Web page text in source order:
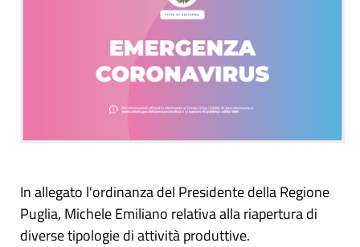
In allegato l'ordinanza del Presidente della Regione
Puglia, Michele Emiliano relativa alla riapertura di
diverse tipologie di attività produttive.